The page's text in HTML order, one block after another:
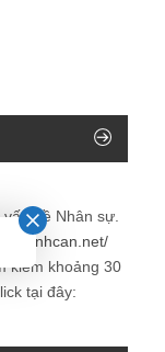
đề Nhân sự.
kinhcan.net/
kiếm khoảng 30
tại đây: